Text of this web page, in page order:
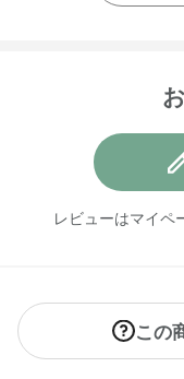
目安)、布またはスポ
で洗い流してくださ
【内容量】
・デリケート＆ウー
500mL
各商品ページをご確認
【原産国】
レビューはマイペ
この